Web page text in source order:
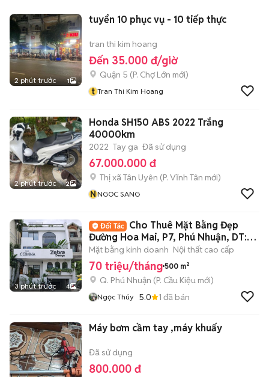
2 phút trước 1
tuyển 10 phục vụ - 10 tiếp thực
tran thi kim hoang
Đến 35.000 đ/giờ
Quận 5 (P. Chợ Lớn mới)
t Tran Thi Kim Hoang
2 phút trước 2
Honda SH150 ABS 2022 Trắng
40000km
2022 Tay ga Đã sử dụng
67.000.000 đ
Thị xã Tân Uyên (P. Vĩnh Tân mới)
NNGOC SANG
3 phút trước 4
Cho Thuê Mặt Bằng Đẹp
Đường Hoa Mai, P7, Phú Nhuận, DT:
8x20m
Mặt bằng kinh doanh Nội thất cao cấp
70 triệu/tháng 500 m²
Q. Phú Nhuận (P. Cầu Kiệu mới)
Ngọc Thúy 5.0 1 đã bán
Máy bơm cầm tay ,máy khuấy
Đã sử dụng
800.000 đ